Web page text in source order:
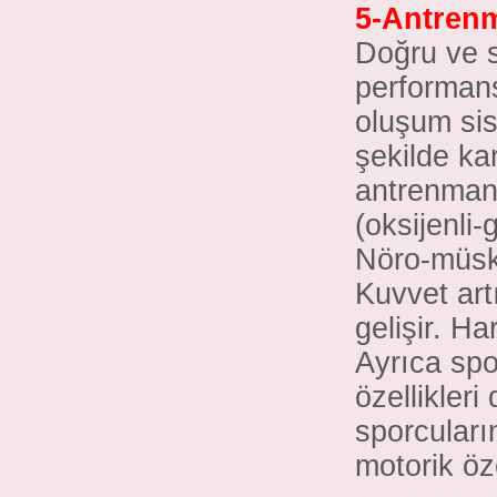
5-
Doğru ve
oluşum
şekilde
(oksijenli-
Nöro-
Kuvvet
gelişir.
Ayrıca
özellikleri
motorik